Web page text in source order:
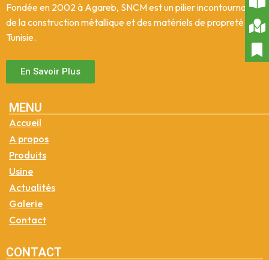
Fondée en 2002 à Agareb, SNCM est un pilier incontournable
de la construction métallique et des matériels de propreté en
Tunisie.
En Savoir Plus
MENU
Accueil
A propos
Produits
Usine
Actualités
Galerie
Contact
CONTACT